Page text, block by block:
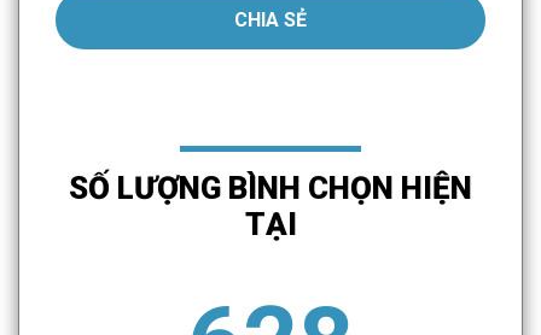
CHIA SẺ
SỐ LƯỢNG BÌNH CHỌN HIỆN
TẠI